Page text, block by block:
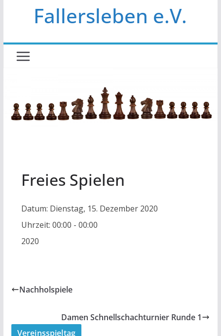
Fallersleben e.V.
Freies Spielen
Datum: Dienstag, 15. Dezember 2020
Uhrzeit: 00:00 - 00:00
2020
Nachholspiele
Damen Schnellschachturnier Runde 1
Vereinsspieltag